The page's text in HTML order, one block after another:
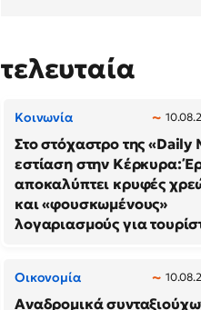
τελευταία
Κοινωνία
Στο στόχαστρο της «Daily
εστίαση στην Κέρκυρα:
αποκαλύπτει κρυφές
και «φουσκωμένους»
λογαριασμούς για
Οικονομία
Αναδρομικά